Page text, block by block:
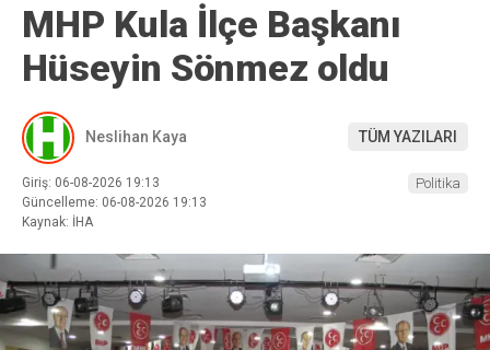
MHP Kula İlçe Başkanı
Hüseyin Sönmez oldu
Neslihan Kaya TÜM YAZILARI
Giriş: 06-08-2026 19:13
Güncelleme: 06-08-2026 19:13
Kaynak: İHA
Politika